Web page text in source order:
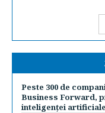
Peste 300 de
Business Forward,
inteligenței